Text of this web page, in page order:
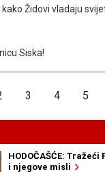
kako Židovi vladaju
Siska!
3 4 5
HODOČAŠĆE:
i njegove misli